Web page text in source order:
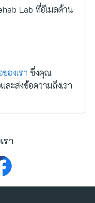
Lab ที่อีเมลด้าน
องเรา ซึ่งคุณ
ะส่งข้อความถึงเรา
รา